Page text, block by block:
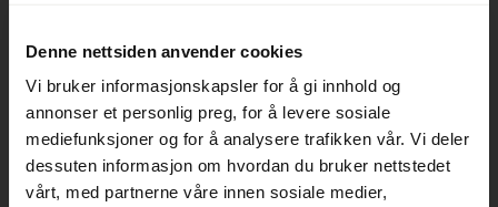
Denne nettsiden anvender cookies
Vi bruker informasjonskapsler for å gi innhold og
annonser et personlig preg, for å levere sosiale
mediefunksjoner og for å analysere trafikken vår. Vi deler
dessuten informasjon om hvordan du bruker nettstedet
vårt, med partnerne våre innen sosiale medier,
arrangementer. Uttrykket er nøkternt og funksjonelt,
tilpasset praktisk bruk.
Størrelsen på 140 × 70 cm gjør bordet godt egnet til 4–6
personer, avhengig av oppsett. Bordet fungerer fint i
møterom, undervisningsrom og flerbruksarealer der man